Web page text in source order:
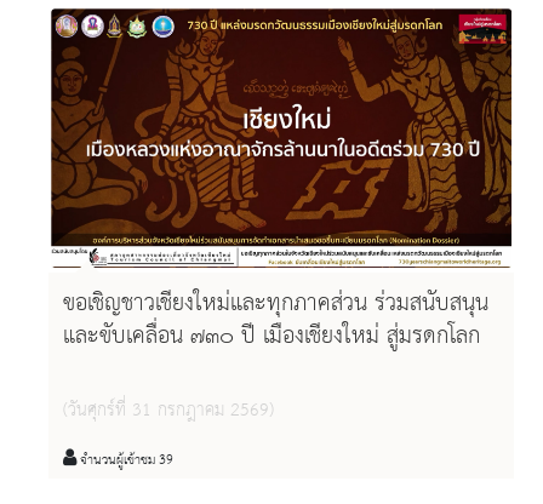
ขอเชิญชาวเชียงใหม่และทุกภาคส่วน ร่วมสนับสนุน
และขับเคลื่อน ๗๓๐ ปี เมืองเชียงใหม่ สู่มรดกโลก
(วันศุกร์ที่ 31 กรกฎาคม 2569)
จำนวนผู้เข้าชม 39